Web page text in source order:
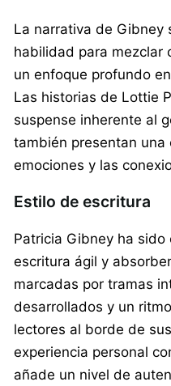
La narrativa de Gibney
habilidad para mezclar
un enfoque profundo
Las historias de Lottie
suspense inherente al
también presentan una
emociones y las
Estilo de escritura
Patricia Gibney ha
escritura ágil y
marcadas por tramas
desarrollados y un
lectores al borde de
experiencia personal
añade un nivel de